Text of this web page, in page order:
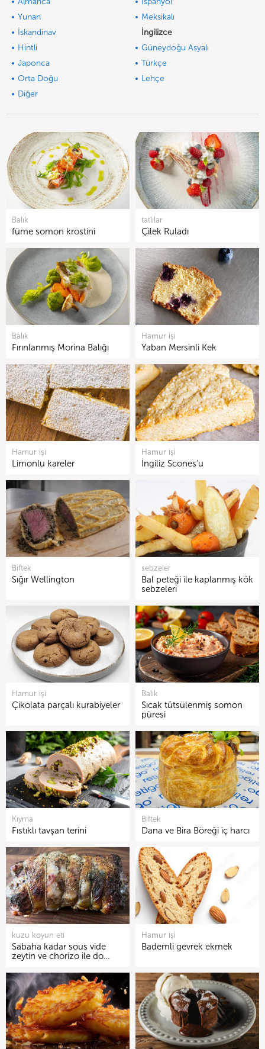
Yunan
Meksikalı
İskandinav
İngilizce
Hintli
Güneydoğu Asyalı
Japonca
Türkçe
Orta Doğu
Lehçe
Diğer
Balık
füme somon krostini
tatlılar
Çilek Ruladı
Balık
Fırınlanmış Morina Balığı
Hamur işi
Yaban Mersinli Kek
Hamur işi
Limonlu kareler
Hamur işi
İngiliz Scones'u
Biftek
Sığır Wellington
sebzeler
Bal peteği ile kaplanmış kök
sebzeleri
Hamur işi
Çikolata parçalı kurabiyeler
Balık
Sıcak tütsülenmiş somon
püresi
Kıyma
Fıstıklı tavşan terini
Biftek
Dana ve Bira Böreği iç harcı
kuzu koyun eti
Sabaha kadar sous vide
zeytin ve chorizo ile do…
Hamur işi
Bademli gevrek ekmek